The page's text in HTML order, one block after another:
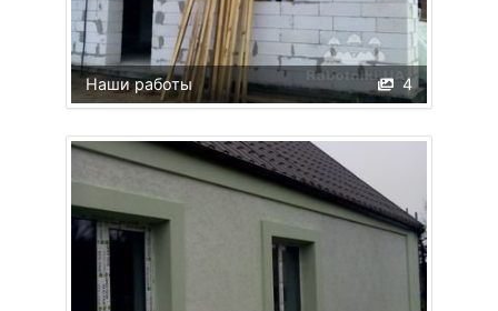
4
Наши работы